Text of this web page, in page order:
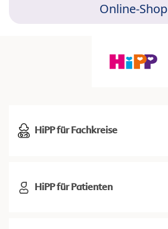
Online-Shop
HiPP für Fachkreise
HiPP für Patienten